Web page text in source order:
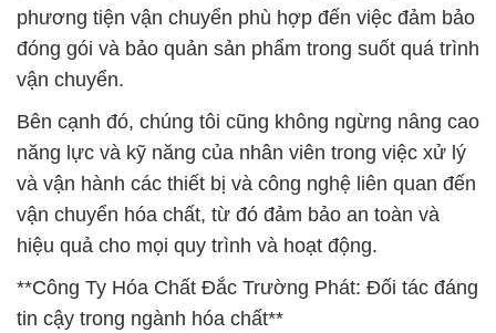
phương tiện vận chuyển phù hợp đến việc đảm bảo
đóng gói và bảo quản sản phẩm trong suốt quá trình
vận chuyển.
Bên cạnh đó, chúng tôi cũng không ngừng nâng cao
năng lực và kỹ năng của nhân viên trong việc xử lý
và vận hành các thiết bị và công nghệ liên quan đến
vận chuyển hóa chất, từ đó đảm bảo an toàn và
hiệu quả cho mọi quy trình và hoạt động.
**Công Ty Hóa Chất Đắc Trường Phát: Đối tác đáng
tin cậy trong ngành hóa chất**